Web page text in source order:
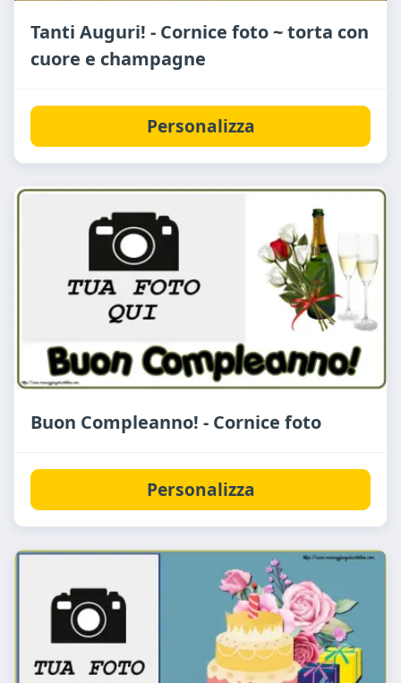
Tanti Auguri! - Cornice foto ~ torta con
cuore e champagne
Personalizza
Buon Compleanno! - Cornice foto
Personalizza